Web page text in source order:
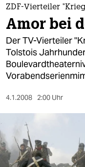
themen
politik
öko
gesellschaft
kultur
sport
berlin
nord
ZDF-Vierteiler
Amor bei
Der TV-Vierteiler
Tolstois
4.1.2008 2:00 Uhr